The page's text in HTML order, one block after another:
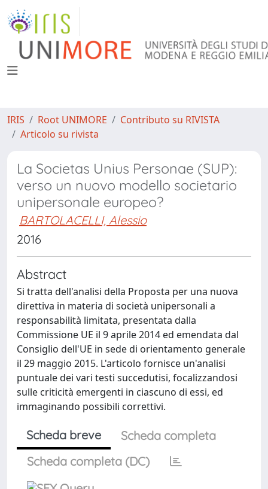
IRIS Root UNIMORE
Contributo su RIVISTA
Articolo su rivista
La Societas Unius Personae (SUP):
verso un nuovo modello societario
unipersonale europeo?
BARTOLACELLI, Alessio
2016
Abstract
Si tratta dell'analisi della Proposta per una nuova
direttiva in materia di società unipersonali a
responsabilità limitata, presentata dalla
Commissione UE il 9 aprile 2014 ed emendata dal
Consiglio dell'UE in sede di orientamento generale
il 29 maggio 2015. L'articolo fornisce un'analisi
puntuale dei vari testi succedutisi, focalizzandosi
sulle criticità emergenti in ciascuno di essi, ed
immaginando possibili correttivi.
Scheda breve
Scheda completa
Scheda completa (DC)